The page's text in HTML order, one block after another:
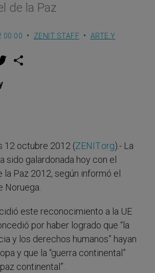
de la Paz
00:00 ZENIT STAFF
ARTE Y
w
12 octubre 2012 (ZENIT.org).- La
sido galardonada hoy con el
Paz 2012, según informó el
Noruega.
este reconocimiento a la UE
por haber logrado que “la
y los derechos humanos” hayan
y que la “guerra continental”
continental”.